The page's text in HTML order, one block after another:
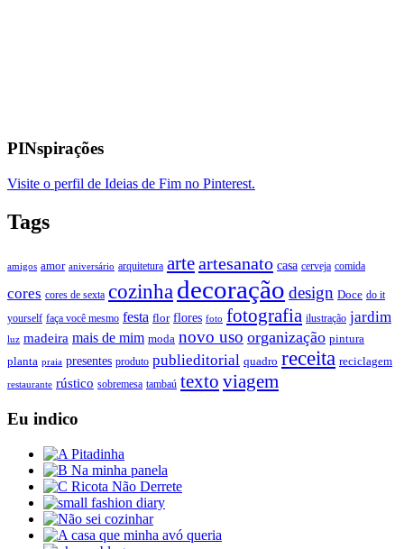
PINspirações
Visite o perfil de Ideias de Fim no Pinterest.
Tags
amigos amor aniversário arquitetura arteartesanato casa cerveja comida
cores cores de sexta cozinha decoração design Doce do it
yourself faça você mesmo festa flor flores foto fotografia ilustração jardim
luz madeira mais de mim moda novo uso organização pintura
planta praia presentes produto publieditorial quadro receita reciclagem
restaurante rústico sobremesa tambaú texto viagem
Eu indico